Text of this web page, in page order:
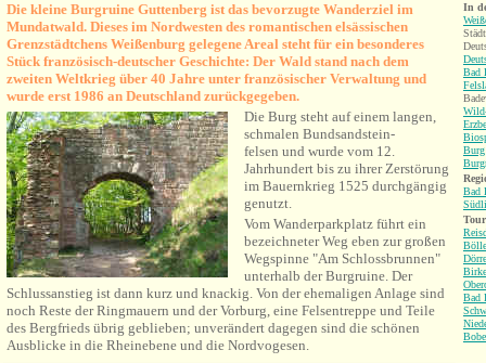
Die kleine Burgruine Guttenberg ist das bevorzugte Wanderziel im
Mundatwald. Dieses im Nordwesten des romantischen elsässischen
Grenzstädtchens Weißenburg gelegene Areal steht für ein besonderes
Stück französisch-deutscher Geschichte: Der Wald stand nach dem
zweiten Weltkrieg über 40 Jahre unter französischer Verwaltung und
wurde erst 1986 an Deutschland zurückgegeben.
Die Burg steht auf einem langen,
schmalen Bundsandstein-
felsen und wurde vom 12.
Jahrhundert bis zu ihrer Zerstörung
im Bauernkrieg 1525 durchgängig
genutzt.
Vom Wanderparkplatz führt ein
bezeichneter Weg eben zur großen
Wegspinne "Am Schlossbrunnen"
unterhalb der Burgruine. Der
Schlussanstieg ist dann kurz und knackig. Von der ehemaligen Anlage sind
noch Reste der Ringmauern und der Vorburg, eine Felsentreppe und Teile
des Bergfrieds übrig geblieben; unverändert dagegen sind die schönen
Ausblicke in die Rheinebene und die Nordvogesen.
In
Bad
Bad
Bad